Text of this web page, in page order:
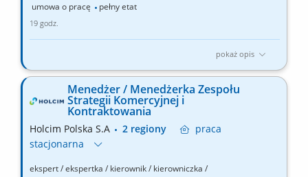
umowa o pracę
pełny etat
19 godz.
pokaż opis
Zakres obowiązków: Zarządzanie zespołem odpowiedzialnym za
strategię komercyjną, zakupy inwestycyjne i kontraktowanie.
Tworzenie strategii zakupowych i modeli kontraktowania dla
strategicznych projektów inwestycyjnych. Prowadzenie analiz
Menedżer / Menedżerka Zespołu
Strategii Komercyjnej i
Kontraktowania
Holcim Polska S.A
praca
stacjonarna
ekspert / ekspertka / kierownik / kierowniczka /